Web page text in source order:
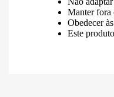
Manter fora
Obedecer
Este